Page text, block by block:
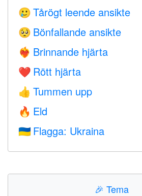
🥲 Tårögt leende ansikte
🥺 Bönfallande ansikte
❤️‍🔥 Brinnande hjärta
❤️ Rött hjärta
👍 Tummen upp
🔥 Eld
🇺🇦 Flagga: Ukraina
🎉 Tema